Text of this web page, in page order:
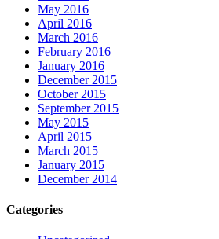
May 2016
April 2016
March 2016
February 2016
January 2016
December 2015
October 2015
September 2015
May 2015
April 2015
March 2015
January 2015
December 2014
Categories